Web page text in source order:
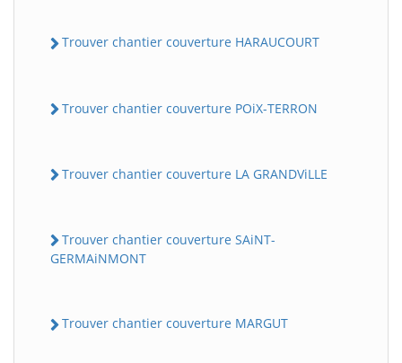
Trouver chantier couverture HARAUCOURT
Trouver chantier couverture POiX-TERRON
Trouver chantier couverture LA GRANDViLLE
Trouver chantier couverture SAiNT-
GERMAiNMONT
Trouver chantier couverture MARGUT